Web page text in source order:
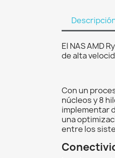
El NAS AMD
de alta
Con un
núcleos y 8
implementar
una
entre los